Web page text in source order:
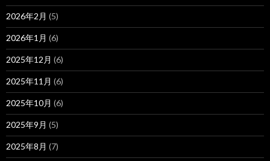
2026年2月 (5)
2026年1月 (6)
2025年12月 (6)
2025年11月 (6)
2025年10月 (6)
2025年9月 (5)
2025年8月 (7)